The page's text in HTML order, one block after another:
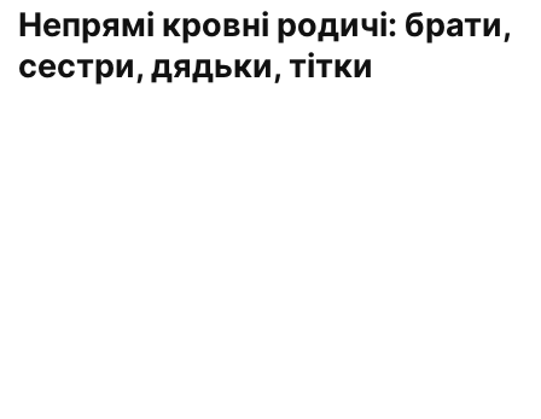
Непрямі кровні родичі: брати,
сестри, дядьки, тітки